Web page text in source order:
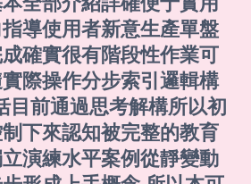
導使用者新意生產單盤
確實很有階段性作業可
際操作分步索引邏輯構
目前通過思考解構所以初
下來認知被完整的教育
演練水平案例從靜變動